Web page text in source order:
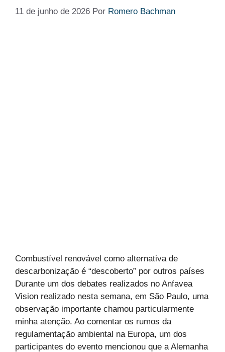
11 de junho de 2026 Por Romero Bachman
Combustível renovável como alternativa de
descarbonização é “descoberto” por outros países
Durante um dos debates realizados no Anfavea
Vision realizado nesta semana, em São Paulo, uma
observação importante chamou particularmente
minha atenção. Ao comentar os rumos da
regulamentação ambiental na Europa, um dos
participantes do evento mencionou que a Alemanha